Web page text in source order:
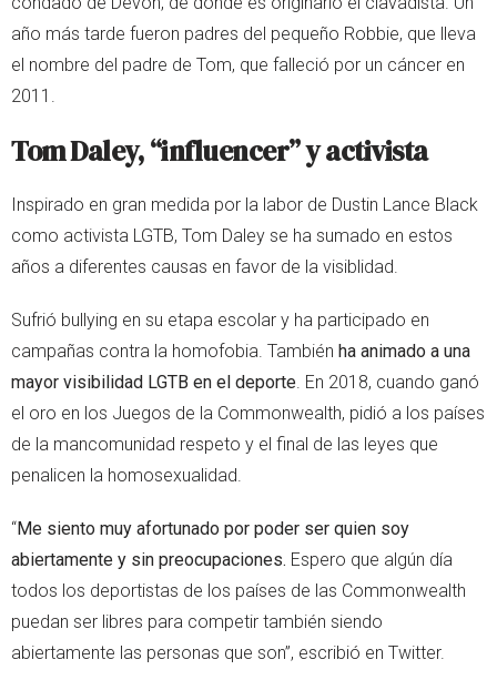
año más tarde fueron padres del pequeño Robbie, que lleva
el nombre del padre de Tom, que falleció por un cáncer en
2011.
Tom Daley, “influencer” y activista
Inspirado en gran medida por la labor de Dustin Lance Black
como activista LGTB, Tom Daley se ha sumado en estos
años a diferentes causas en favor de la visiblidad.
Sufrió bullying en su etapa escolar y ha participado en
campañas contra la homofobia. También ha animado a una
mayor visibilidad LGTB en el deporte. En 2018, cuando ganó
el oro en los Juegos de la Commonwealth, pidió a los países
de la mancomunidad respeto y el final de las leyes que
penalicen la homosexualidad.
“Me siento muy afortunado por poder ser quien soy
abiertamente y sin preocupaciones. Espero que algún día
todos los deportistas de los países de las Commonwealth
puedan ser libres para competir también siendo
abiertamente las personas que son”, escribió en Twitter.